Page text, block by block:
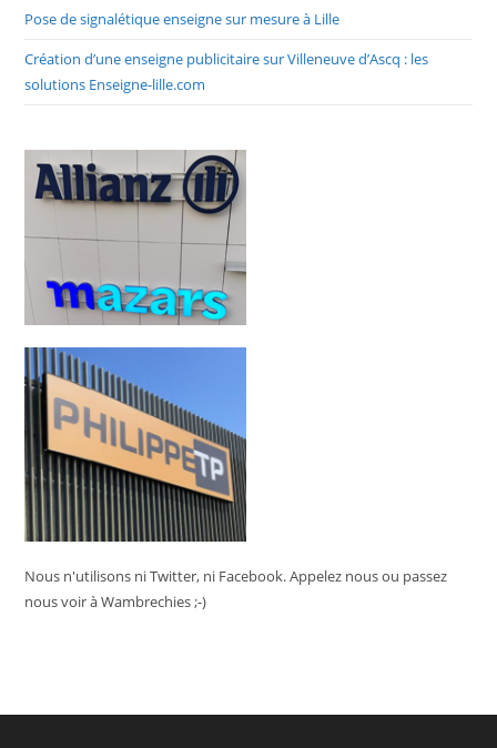
Pose de signalétique enseigne sur mesure à Lille
Création d’une enseigne publicitaire sur Villeneuve d’Ascq : les
solutions Enseigne-lille.com
Nous n'utilisons ni Twitter, ni Facebook. Appelez nous ou passez
nous voir à Wambrechies ;-)